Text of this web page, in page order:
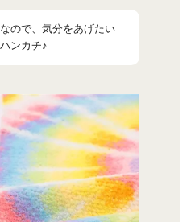
ので、気分をあげたい
ンカチ♪